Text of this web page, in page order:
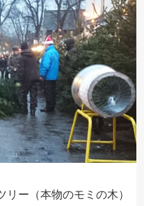
ー（本物のモミの木）